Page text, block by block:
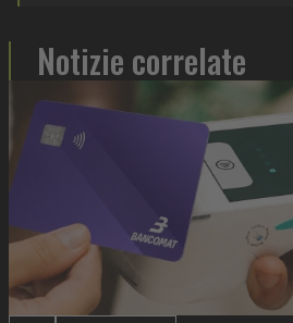
Notizie correlate